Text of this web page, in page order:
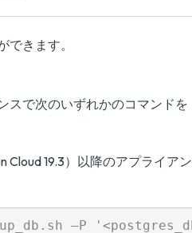
きます。
スで次のいずれかのコマンドを
Cloud 19.3）以降のアプライアン